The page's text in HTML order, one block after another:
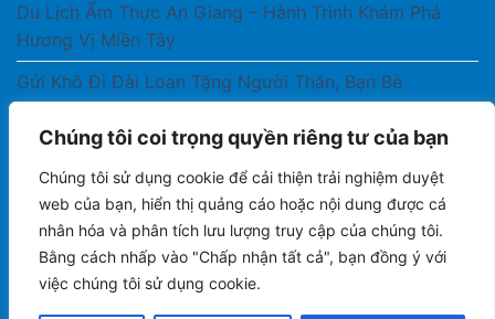
Chúng tôi coi trọng quyền riêng tư của bạn
Chúng tôi sử dụng cookie để cải thiện trải nghiệm duyệt
web của bạn, hiển thị quảng cáo hoặc nội dung được cá
nhân hóa và phân tích lưu lượng truy cập của chúng tôi.
Bằng cách nhấp vào "Chấp nhận tất cả", bạn đồng ý với
việc chúng tôi sử dụng cookie.
Du Lịch Ẩm Thực An Giang – Hành Trình Khám Phá
Hương Vị Miền Tây
Gửi Khô Đi Đài Loan Tặng Người Thân, Bạn Bè
Gửi Thuốc Cho Người Thân Ở Nước Ngoài Có Được
Không?
Gửi Công Văn, Tài Liệu Hỏa Tốc Từ Nam Ra Bắc
Gửi Cà Phê Đóng Gói Sang Áo Có Được Không?